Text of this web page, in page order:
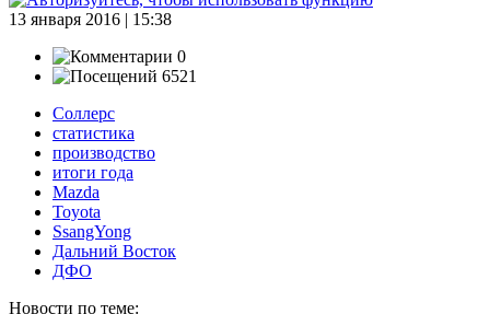
13 января 2016 | 15:38
0
6521
Соллерс
статистика
производство
итоги года
Mazda
Toyota
SsangYong
Дальний Восток
ДФО
Новости по теме: